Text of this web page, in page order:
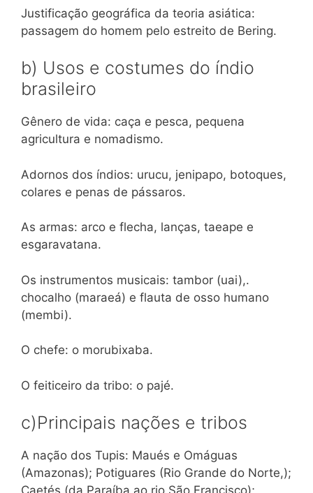
Justificação geográfica da teoria asiática:
passagem do homem pelo estreito de Bering.
b) Usos e costumes do índio
brasileiro
Gênero de vida: caça e pesca, pequena
agricultura e nomadismo.
Adornos dos índios: urucu, jenipapo, botoques,
colares e penas de pássaros.
As armas: arco e flecha, lanças, taeape e
esgaravatana.
Os instrumentos musicais: tambor (uai),.
chocalho (maraeá) e flauta de osso humano
(membi).
O chefe: o morubixaba.
O feiticeiro da tribo: o pajé.
c)Principais nações e tribos
A nação dos Tupis: Maués e Omáguas
(Amazonas); Potiguares (Rio Grande do Norte,);